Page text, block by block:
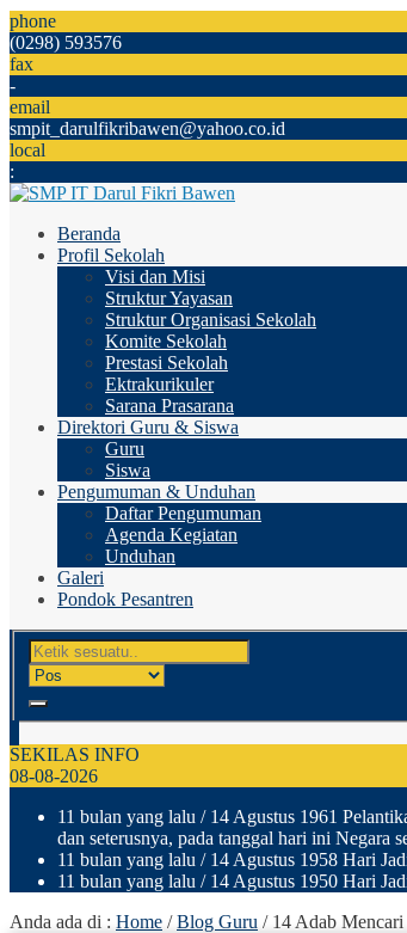
phone
(0298) 593576
fax
-
email
smpit_darulfikribawen@yahoo.co.id
local
:
Beranda
Profil Sekolah
Visi dan Misi
Struktur Yayasan
Struktur Organisasi Sekolah
Komite Sekolah
Prestasi Sekolah
Ektrakurikuler
Sarana Prasarana
Direktori Guru & Siswa
Guru
Siswa
Pengumuman & Unduhan
Daftar Pengumuman
Agenda Kegiatan
Unduhan
Galeri
Pondok Pesantren
SEKILAS INFO
08-08-2026
11 bulan yang lalu / 14 Agustus 1961
dan seterusnya, pada tanggal hari ini Negara
11 bulan yang lalu / 14 Agustus 1958 Hari
11 bulan yang lalu / 14 Agustus 1950 Hari
Anda ada di : Home /Blog Guru / 14 Adab